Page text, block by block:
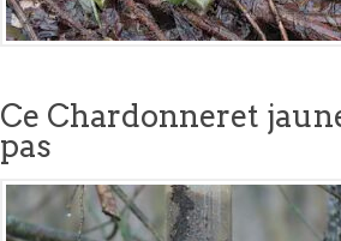
Ce Chardonneret
pas